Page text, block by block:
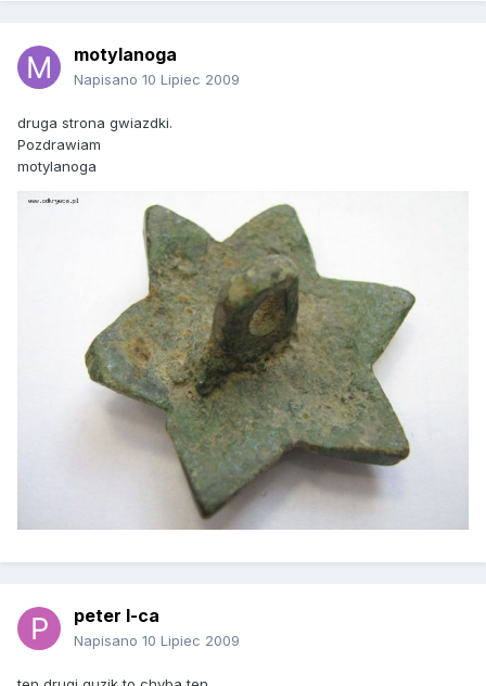
motylanoga
Napisano 10 Lipiec 2009
druga strona gwiazdki.
Pozdrawiam
motylanoga
peter l-ca
Napisano 10 Lipiec 2009